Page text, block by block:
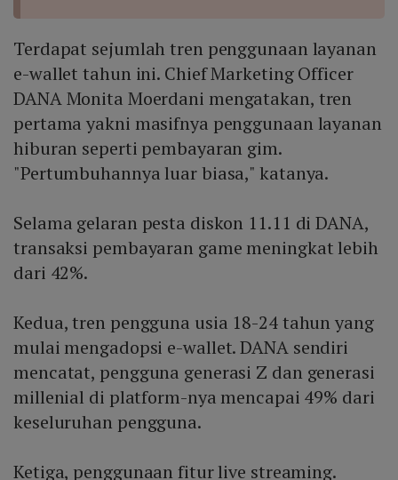
Terdapat sejumlah tren penggunaan layanan
e-wallet tahun ini. Chief Marketing Officer
DANA Monita Moerdani mengatakan, tren
pertama yakni masifnya penggunaan layanan
hiburan seperti pembayaran gim.
"Pertumbuhannya luar biasa," katanya.
Selama gelaran pesta diskon 11.11 di DANA,
transaksi pembayaran game meningkat lebih
dari 42%.
Kedua, tren pengguna usia 18-24 tahun yang
mulai mengadopsi e-wallet. DANA sendiri
mencatat, pengguna generasi Z dan generasi
millenial di platform-nya mencapai 49% dari
keseluruhan pengguna.
Ketiga, penggunaan fitur live streaming.